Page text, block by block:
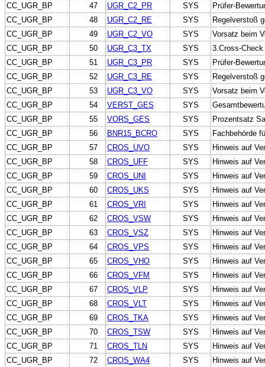
CC_UGR_BP
47 UGR_C2_PR SYS
Prüfer-
CC_UGR_BP
48 UGR_C2_RE SYS
Regelverstoß
CC_UGR_BP
49 UGR_C2_VO SYS
Vorsatz beim
CC_UGR_BP
50 UGR_C3_TX SYS
3.Cross-
CC_UGR_BP
51 UGR_C3_PR SYS
Prüfer-
CC_UGR_BP
52 UGR_C3_RE SYS
Regelverstoß
CC_UGR_BP
53 UGR_C3_VO SYS
Vorsatz beim
CC_UGR_BP
54 VERST_GES SYS
CC_UGR_BP
55 VORS_GES SYS
Prozentsatz
CC_UGR_BP
56 BNR15_BCRO SYS
Fachbehörde
CC_UGR_BP
57 CROS_UVO SYS
Hinweis auf
CC_UGR_BP
58 CROS_UFF SYS
Hinweis auf
CC_UGR_BP
59 CROS_UNI SYS
Hinweis auf
CC_UGR_BP
60 CROS_UKS SYS
Hinweis auf
CC_UGR_BP
61 CROS_VRI SYS
Hinweis auf
CC_UGR_BP
62 CROS_VSW SYS
Hinweis auf
CC_UGR_BP
63 CROS_VSZ SYS
Hinweis auf
CC_UGR_BP
64 CROS_VPS SYS
Hinweis auf
CC_UGR_BP
65 CROS_VHO SYS
Hinweis auf
CC_UGR_BP
66 CROS_VFM SYS
Hinweis auf
CC_UGR_BP
67 CROS_VLP SYS
Hinweis auf
CC_UGR_BP
68 CROS_VLT SYS
Hinweis auf
CC_UGR_BP
69 CROS_TKA SYS
Hinweis auf
CC_UGR_BP
70 CROS_TSW SYS
Hinweis auf
CC_UGR_BP
71 CROS_TLN SYS
Hinweis auf
CC_UGR_BP
72 CROS_WA4 SYS
Hinweis auf